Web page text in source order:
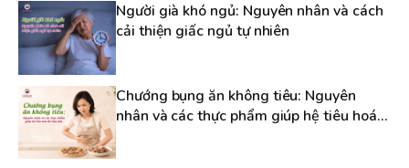
Người già khó ngủ: Nguyên nhân và cách
cải thiện giấc ngủ tự nhiên
Chướng bụng ăn không tiêu: Nguyên
nhân và các thực phẩm giúp hệ tiêu hoá